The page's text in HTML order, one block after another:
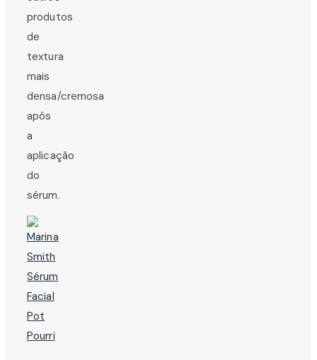
produtos
de
textura
mais
densa/cremosa
após
a
aplicação
do
sérum.